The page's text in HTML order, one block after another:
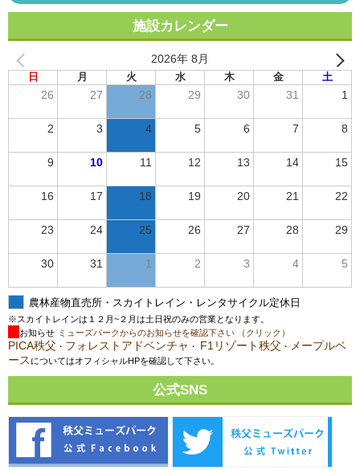
施設カレンダー
2026年 8月
日 月 火 水 木 金 土
26 27 28 29 30 31 1
2 3 4 5 6 7 8
9 10 11 12 13 14 15
16 17 18 19 20 21 22
23 24 25 26 27 28 29
30 31 1 2 3 4 5
農林産物直売所・スカイトレイン・レンタサイクル定休日
※スカイトレインは１２月~２月は土日祝のみの営業となります。
お知らせ ミューズパークからのお知らせを確認下さい （クリック）
PICA秩父 ・ フォレストアドベンチャ ・ F1リゾート秩父 ・ メープルベ
ース についてはオフィシャルHPを確認して下さい。
公式SNS